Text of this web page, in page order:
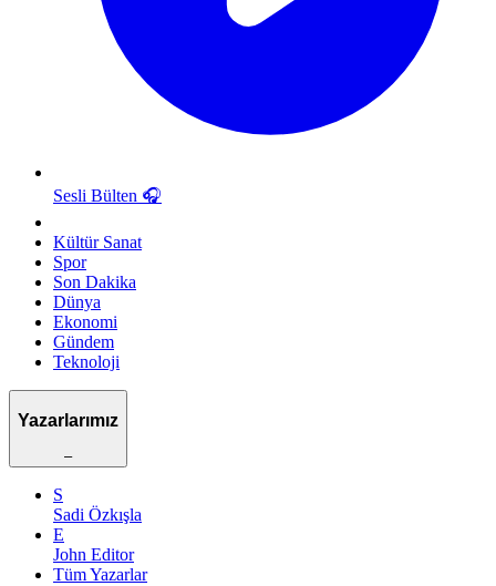
Sesli Bülten 🎧
Kültür Sanat
Spor
Son Dakika
Dünya
Ekonomi
Gündem
Teknoloji
Yazarlarımız
–
S
Sadi Özkışla
E
John Editor
Tüm Yazarlar